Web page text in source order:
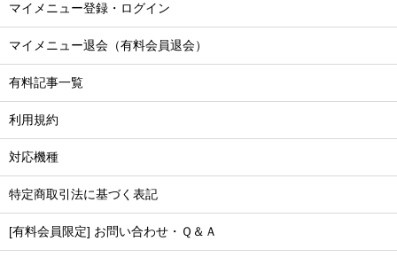
マイメニュー登録・ログイン
マイメニュー退会（有料会員退会）
有料記事一覧
利用規約
対応機種
特定商取引法に基づく表記
[有料会員限定] お問い合わせ・Ｑ＆Ａ